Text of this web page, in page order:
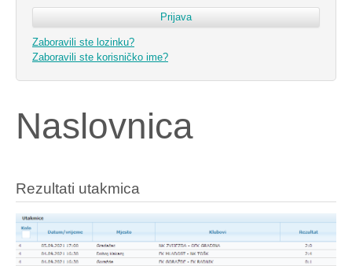
Zaboravili ste lozinku?
Zaboravili ste korisničko ime?
Naslovnica
Rezultati utakmica